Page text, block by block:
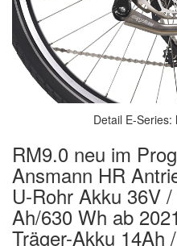
Detail E-
RM9.0 neu im
Ansmann HR
U-Rohr Akku 36V
Ah/630 Wh ab
Träger-Akku 14Ah